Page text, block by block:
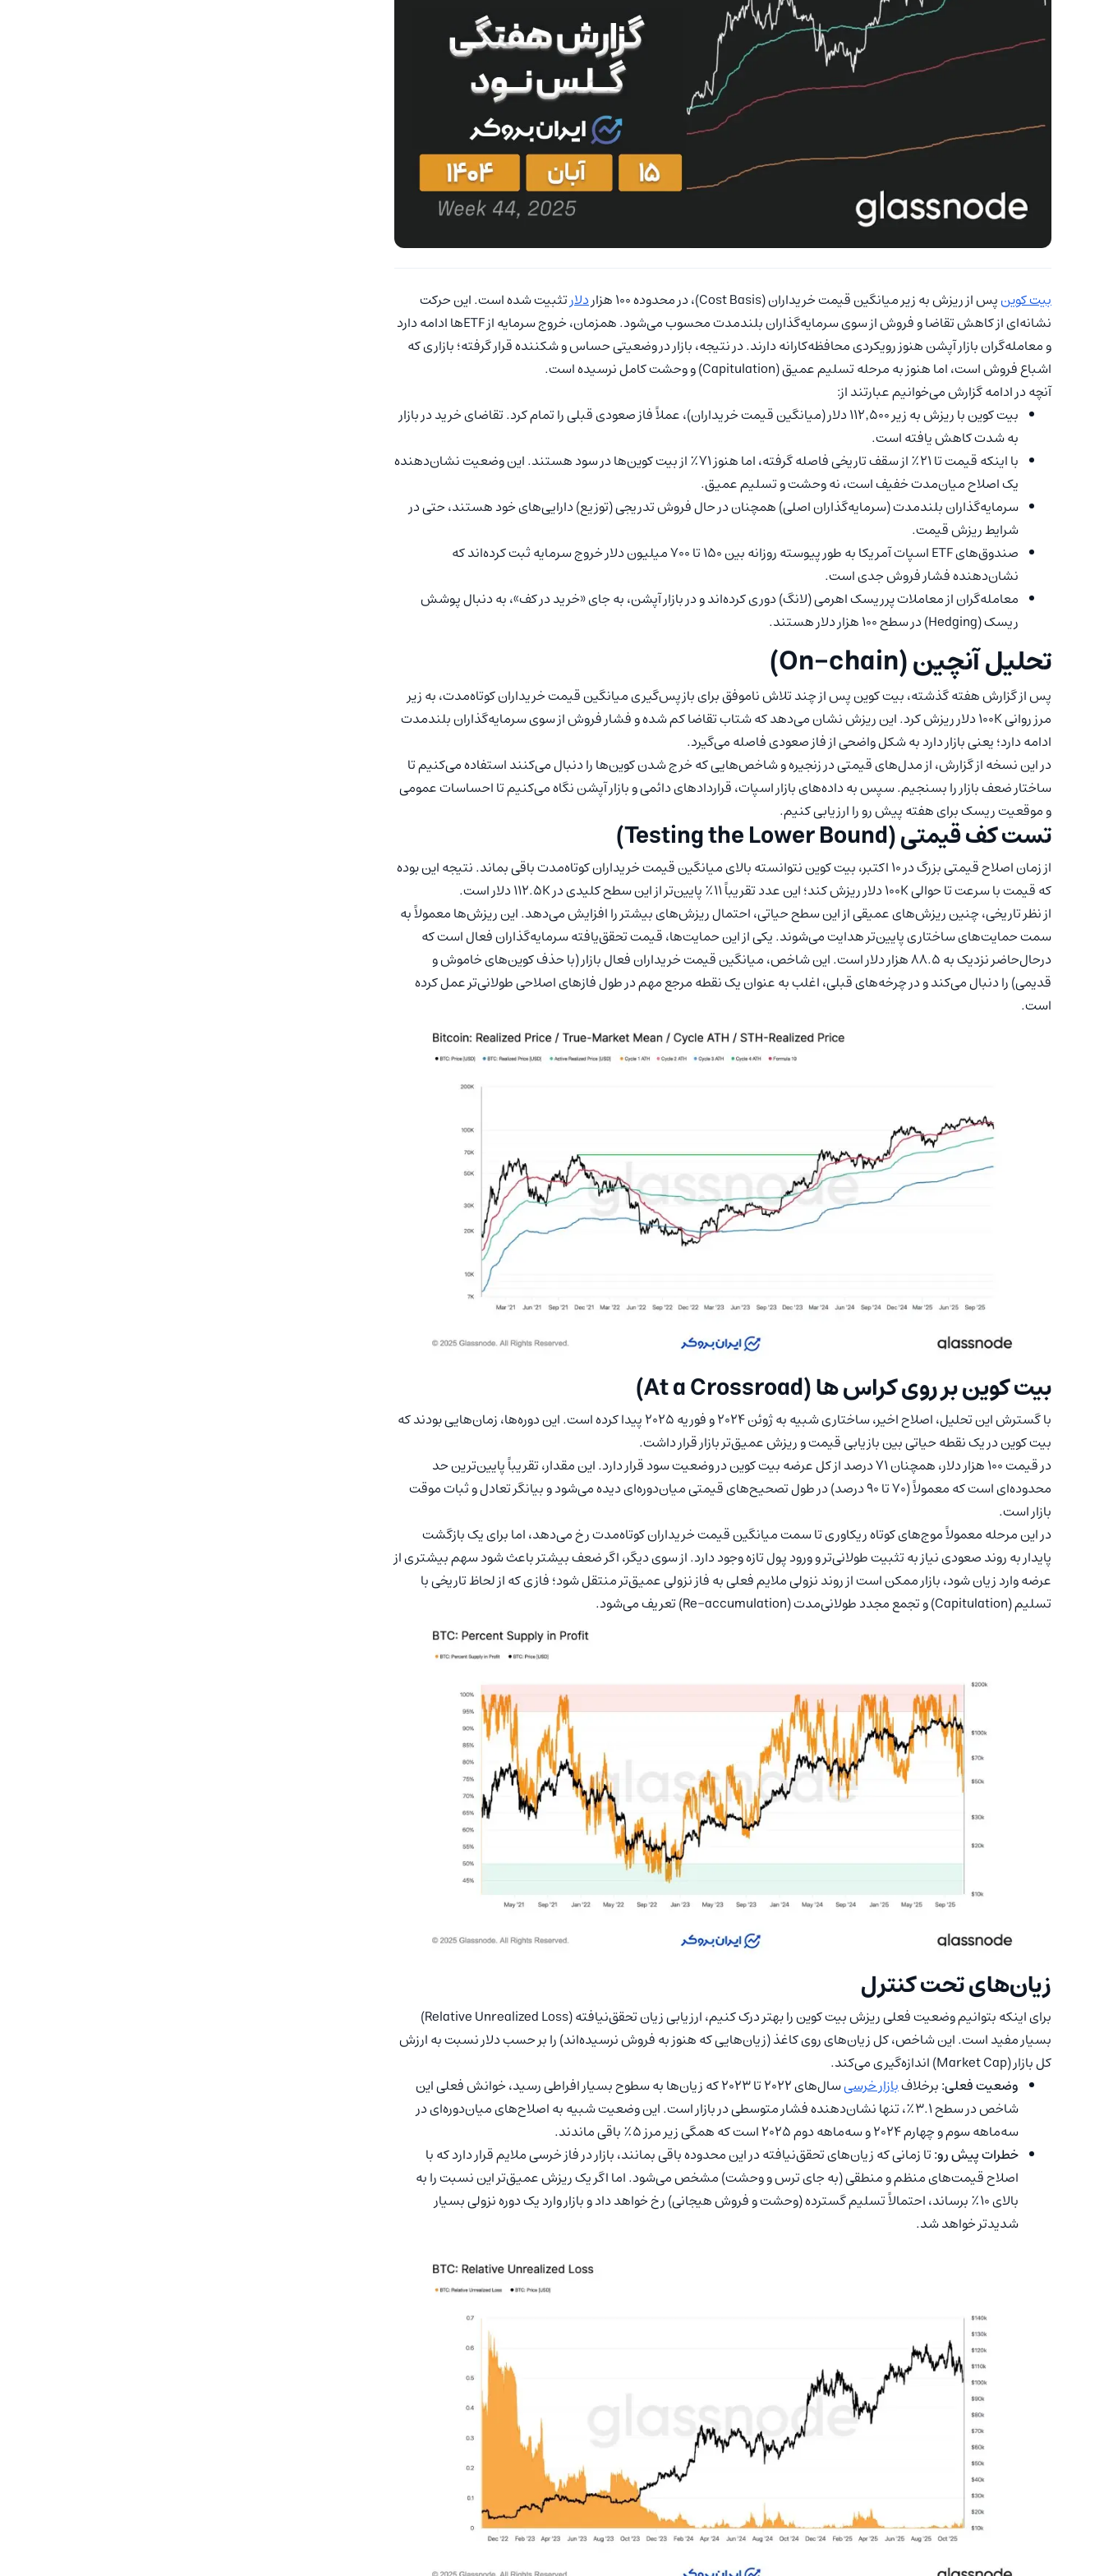
بیت کوینپس از ریزش به زیر میانگین قیمت خریداران (Cost Basis)، در محدوده‌ ۱۰۰ هزار دلارتثبیت شده است. این حرکت
نشانه‌ای از کاهش تقاضا و فروش از سوی سرمایه‌گذاران بلندمدت محسوب می‌شود. همزمان، خروج سرمایه از ETFها ادامه دارد
و معامله‌گران بازار آپشن هنوز رویکردی محافظه‌کارانه دارند. در نتیجه، بازار در وضعیتی حساس و شکننده قرار گرفته؛ بازاری که
اشباع فروش است، اما هنوز به مرحله تسلیم عمیق (Capitulation) و وحشت کامل نرسیده است.
آنچه در ادامه گزارش می‌خوانیم عبارتند از:
بیت کوین با ریزش به زیر ۱۱۲٬۵۰۰ دلار (میانگین قیمت خریداران)، عملاً فاز صعودی قبلی را تمام کرد. تقاضای خرید در بازار
به شدت کاهش یافته است.
با اینکه قیمت تا ۲۱٪ از سقف تاریخی فاصله گرفته، اما هنوز ۷۱٪ از بیت کوین‌ها در سود هستند. این وضعیت نشان‌دهنده
یک اصلاح میان‌مدت خفیف است، نه وحشت و تسلیم عمیق.
سرمایه‌گذاران بلندمدت (سرمایه‌گذاران اصلی) همچنان در حال فروش تدریجی (توزیع) دارایی‌های خود هستند، حتی در
شرایط ریزش قیمت.
صندوق‌های ETF اسپات آمریکا به طور پیوسته روزانه بین ۱۵۰ تا ۷۰۰ میلیون دلار خروج سرمایه ثبت کرده‌اند که
نشان‌دهنده فشار فروش جدی است.
معامله‌گران از معاملات پرریسک اهرمی (لانگ) دوری کرده‌اند و در بازار آپشن، به جای «خرید در کف»، به دنبال پوشش
ریسک (Hedging) در سطح ۱۰۰ هزار دلار هستند.
تحلیل آنچین (On-chain)
پس از گزارش هفته‌ گذشته، بیت کوین پس از چند تلاش ناموفق برای بازپس‌گیری میانگین قیمت خریداران کوتاه‌مدت، به زیر
مرز روانی 100K دلار ریزش کرد. این ریزش نشان می‌دهد که شتاب تقاضا کم شده و فشار فروش از سوی سرمایه‌گذاران بلندمدت
ادامه دارد؛ یعنی بازار دارد به شکل واضحی از فاز صعودی فاصله می‌گیرد.
در این نسخه از گزارش، از مدل‌های قیمتی در زنجیره و شاخص‌هایی که خرج شدن کوین‌ها را دنبال می‌کنند استفاده می‌کنیم تا
ساختار ضعف بازار را بسنجیم. سپس به داده‌های بازار اسپات، قراردادهای دائمی و بازار آپشن نگاه می‌کنیم تا احساسات عمومی
و موقعیت ریسک برای هفته پیش رو را ارزیابی کنیم.
تست کف قیمتی (Testing the Lower Bound)
از زمان اصلاح قیمتی بزرگ در ۱۰ اکتبر، بیت کوین نتوانسته بالای میانگین قیمت خریداران کوتاه‌مدت باقی بماند. نتیجه این بوده
که قیمت با سرعت تا حوالی 100K دلار ریزش کند؛ این عدد تقریباً 11٪ پایین‌تر از این سطح کلیدی در 112.5K دلار است.
از نظر تاریخی، چنین ریزش‌های عمیقی از این سطح حیاتی، احتمال ریزش‌های بیشتر را افزایش می‌دهد. این ریزش‌ها معمولاً به
سمت حمایت‌های ساختاری پایین‌تر هدایت می‌شوند. یکی از این حمایت‌ها، قیمت تحقق‌یافته سرمایه‌گذاران فعال است که
درحال‌حاضر نزدیک به ۸۸.۵ هزار دلار است. این شاخص، میانگین قیمت خریداران فعال بازار (با حذف کوین‌های خاموش و
قدیمی) را دنبال می‌کند و در چرخه‌های قبلی، اغلب به عنوان یک نقطه مرجع مهم در طول فازهای اصلاحی طولانی‌تر عمل کرده
است.
بیت کوین بر روی کراس ها (At a Crossroad)
با گسترش این تحلیل، اصلاح اخیر، ساختاری شبیه به ژوئن ۲۰۲۴ و فوریه ۲۰۲۵ پیدا کرده است. این دوره‌ها، زمان‌هایی بودند که
بیت کوین در یک نقطه حیاتی بین بازیابی قیمت و ریزش عمیق‌تر بازار قرار داشت.
در قیمت ۱۰۰ هزار دلار، همچنان ۷۱ درصد از کل عرضه بیت کوین در وضعیت سود قرار دارد. این مقدار، تقریباً پایین‌ترین حد
محدوده‌ای است که معمولاً (۷۰ تا ۹۰ درصد) در طول تصحیح‌های قیمتی میان‌دوره‌ای دیده می‌شود و بیانگر تعادل و ثبات موقت
بازار است.
در این مرحله معمولاً موج‌های کوتاه ریکاوری تا سمت میانگین قیمت خریداران کوتاه‌مدت رخ می‌دهد، اما برای یک بازگشت
پایدار به روند صعودی نیاز به تثبیت طولانی‌تر و ورود پول تازه وجود دارد. از سوی دیگر، اگر ضعف بیشتر باعث شود سهم بیشتری از
عرضه وارد زیان شود، بازار ممکن است از روند نزولی ملایم فعلی به فاز نزولی عمیق‌تر منتقل شود؛ فازی که از لحاظ تاریخی با
تسلیم (Capitulation) و تجمع مجدد طولانی‌مدت (Re-accumulation) تعریف می‌شود.
زیان‌های تحت کنترل
برای اینکه بتوانیم وضعیت فعلی ریزش بیت کوین را بهتر درک کنیم، ارزیابی زیان تحقق‌نیافته (Relative Unrealized Loss)
بسیار مفید است. این شاخص، کل زیان‌های روی کاغذ (زیان‌هایی که هنوز به فروش نرسیده‌اند) را بر حسب دلار نسبت به ارزش
کل بازار (Market Cap) اندازه‌گیری می‌کند.
وضعیت فعلی:برخلافبازار خرسی
سال‌های ۲۰۲۲ تا ۲۰۲۳ که زیان‌ها به سطوح بسیار افراطی رسید، خوانش فعلی این
شاخص در سطح ۳.۱٪، تنها نشان‌دهنده فشار متوسطی در بازار است. این وضعیت شبیه به اصلاح‌های میان‌دوره‌ای در
سه‌ماهه سوم و چهارم ۲۰۲۴ و سه‌ماهه دوم ۲۰۲۵ است که همگی زیر مرز ۵٪ باقی ماندند.
خطرات پیش رو:تا زمانی که زیان‌های تحقق‌نیافته در این محدوده باقی بمانند، بازار در فاز خرسی ملایم قرار دارد که با
اصلاح قیمت‌های منظم و منطقی (به جای ترس و وحشت) مشخص می‌شود. اما اگر یک ریزش عمیق‌تر این نسبت را به
بالای ۱۰٪ برساند، احتمالاً تسلیم گسترده (وحشت و فروش هیجانی) رخ خواهد داد و بازار وارد یک دوره نزولی بسیار
شدیدتر خواهد شد.